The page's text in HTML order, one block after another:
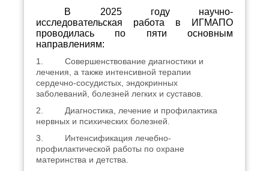
В 2025 году научно-
исследовательская работа в ИГМАПО
проводилась по пяти основным
направлениям:
1. Совершенствование диагностики и
лечения, а также интенсивной терапии
сердечно-сосудистых, эндокринных
заболеваний, болезней легких и суставов.
2. Диагностика, лечение и профилактика
нервных и психических болезней.
3. Интенсификация лечебно-
профилактической работы по охране
материнства и детства.